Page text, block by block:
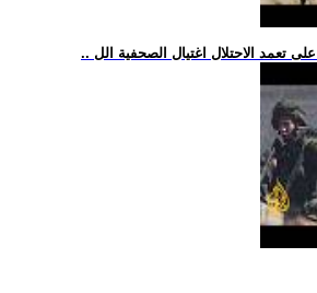
تعمد الاحتلال اغتيال الصحفية الل